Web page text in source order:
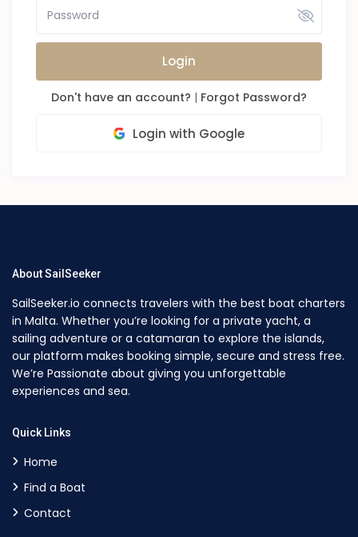
Login
Don't have an account? | Forgot Password?
Login with Google
About SailSeeker
SailSeeker.io connects travelers with the best boat charters
in Malta. Whether you’re looking for a private yacht, a
sailing adventure or a catamaran to explore the islands,
our platform makes booking simple, secure and stress free.
We’re Passionate about giving you unforgettable
experiences and sea.
Quick Links
Home
Find a Boat
Contact